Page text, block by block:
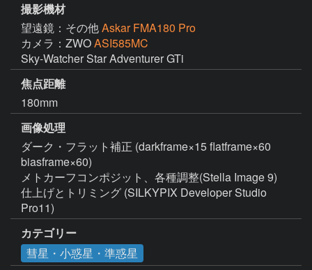
撮影機材
望遠鏡：その他Askar FMA180 Pro
カメラ：ZWOASI585MC
Sky-Watcher Star Adventurer GTi
焦点距離
180mm
画像処理
ダーク・フラット補正 (darkframe×15 flatframe×60
biasframe×60)
メトカーフコンポジット、各種調整(Stella Image 9)
仕上げとトリミング (SILKYPIX Developer Studio
Pro11)
カテゴリー
彗星・小惑星・準惑星